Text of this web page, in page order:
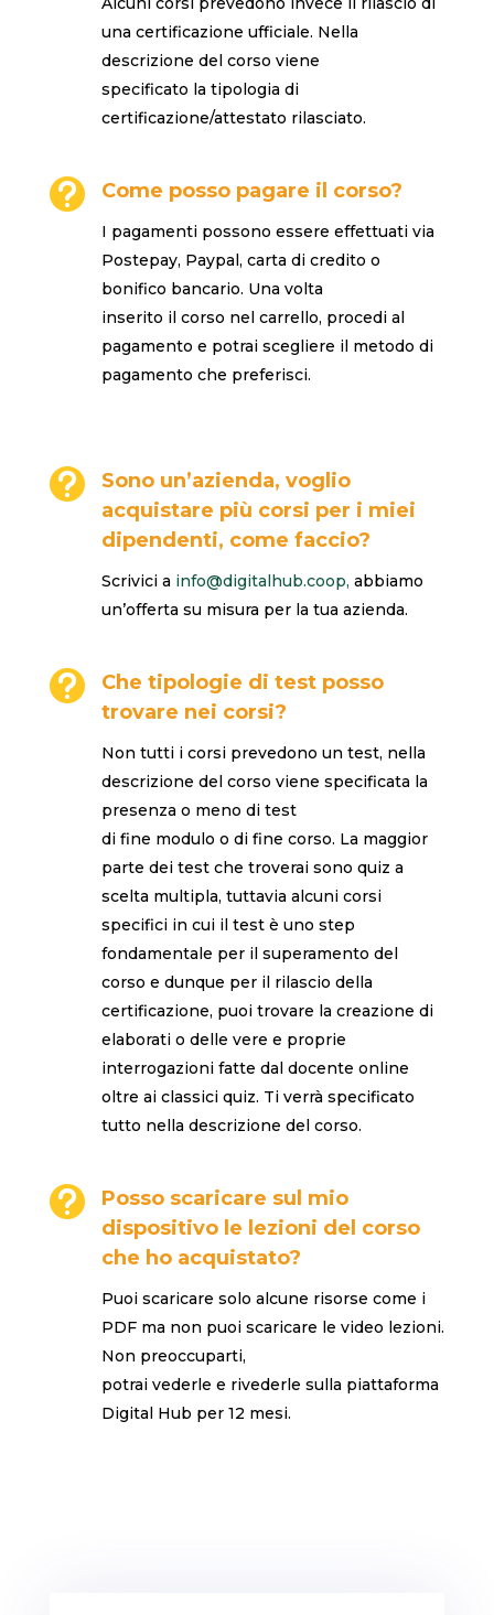
una certificazione ufficiale. Nella
descrizione del corso viene
specificato la tipologia di
certificazione/attestato rilasciato.
 Come posso pagare il corso?
I pagamenti possono essere effettuati via
Postepay, Paypal, carta di credito o
bonifico bancario. Una volta
inserito il corso nel carrello, procedi al
pagamento e potrai scegliere il metodo di
pagamento che preferisci.

Sono un’azienda, voglio
acquistare più corsi per i miei
dipendenti, come faccio?
Scrivici a info@digitalhub.coop, abbiamo
un’offerta su misura per la tua azienda.

Che tipologie di test posso
trovare nei corsi?
Non tutti i corsi prevedono un test, nella
descrizione del corso viene specificata la
presenza o meno di test
di fine modulo o di fine corso. La maggior
parte dei test che troverai sono quiz a
scelta multipla, tuttavia alcuni corsi
specifici in cui il test è uno step
fondamentale per il superamento del
corso e dunque per il rilascio della
certificazione, puoi trovare la creazione di
elaborati o delle vere e proprie
interrogazioni fatte dal docente online
oltre ai classici quiz. Ti verrà specificato
tutto nella descrizione del corso.

Posso scaricare sul mio
dispositivo le lezioni del corso
che ho acquistato?
Puoi scaricare solo alcune risorse come i
PDF ma non puoi scaricare le video lezioni.
Non preoccuparti,
potrai vederle e rivederle sulla piattaforma
Digital Hub per 12 mesi.